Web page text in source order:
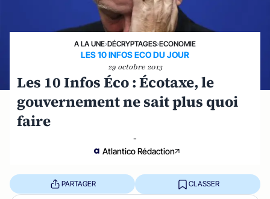
A LA UNE›DÉCRYPTAGES›ECONOMIE
LES 10 INFOS ECO DU JOUR
29 octobre 2013
Les 10 Infos Éco : Écotaxe, le
gouvernement ne sait plus quoi
faire
-
Atlantico Rédaction
PARTAGER CLASSER